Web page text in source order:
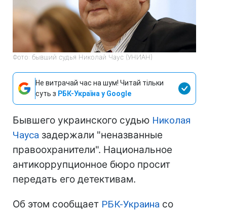
Фото: бывший судья Николай Чаус (УНИАН)
Не витрачай час на шум! Читай тільки
суть з РБК-Україна у Google
Бывшего украинского судью Николая
Чауса задержали "неназванные
правоохранители". Национальное
антикоррупционное бюро просит
передать его детективам.
Об этом сообщает РБК-Украина со